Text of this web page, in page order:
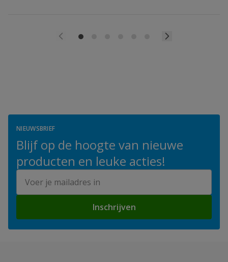
NIEUWSBRIEF
Blijf op de hoogte van nieuwe
producten en leuke acties!
Inschrijven